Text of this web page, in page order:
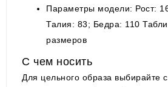
Параметры модели: Рост:
Талия: 83; Бедра: 110
размеров
С чем носить
Для цельного образа выбирайте